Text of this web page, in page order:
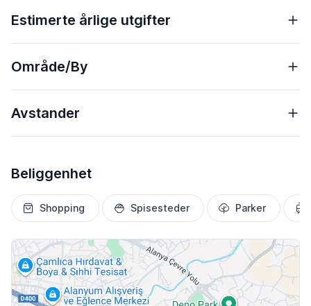
Estimerte årlige utgifter
Område/By
Avstander
Beliggenhet
Shopping Spisesteder Parker